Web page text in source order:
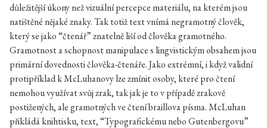
důležitější úkony než vizuální percepce materiálu, na kterém jsou
natištěné nějaké znaky. Tak totiž text vnímá negramotný člověk,
který se jako “čtenář” znatelně liší od člověka gramotného.
Gramotnost a schopnost manipulace s lingvistickým obsahem jsou
primární dovednosti člověka-čtenáře. Jako extrémní, i když validní
protipříklad k McLuhanovy lze zmínit osoby, které pro čtení
nemohou využívat svůj zrak, tak jak je to v případě zrakově
postižených, ale gramotných ve čtení braillova písma. McLuhan
přikládá knihtisku, text, “Typografickému nebo Gutenbergovu”